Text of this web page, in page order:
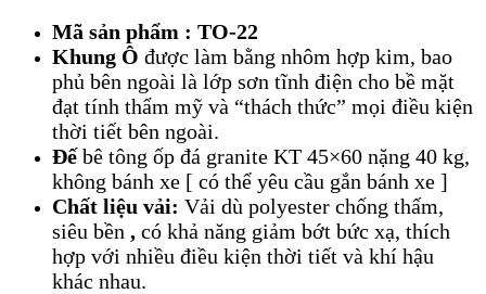
Mã sản phẩm : TO-22
Khung Ô được làm bằng nhôm hợp kim, bao
phủ bên ngoài là lớp sơn tĩnh điện cho bề mặt
đạt tính thẩm mỹ và “thách thức” mọi điều kiện
thời tiết bên ngoài.
Đếbê tông ốp đá granite KT 45×60 nặng 40 kg,
không bánh xe [ có thể yêu cầu gắn bánh xe ]
Chất liệu vải: Vải dù polyester chống thấm,
siêu bền , có khả năng giảm bớt bức xạ, thích
hợp với nhiều điều kiện thời tiết và khí hậu
khác nhau.